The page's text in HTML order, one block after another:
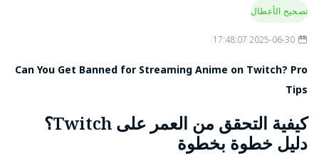
المتحدة والمملكة
مناطق أخرى
يطبق Twitch خطًا
أساسيًا عالميًا، ويتم
تصحيح الأعطال
2025-06-30 17:48:07
Can You Get Banned for Streaming Anime on Twitch? Pro
Tips
كيفية التحقق من العمر على Twitch؟
دليل خطوة بخطوة